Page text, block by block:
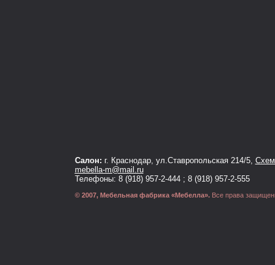
Салон: г. Краснодар, ул.Ставропольская 214/5,
mebella-m@mail.ru
Телефоны: 8 (918) 957-2-444 ; 8 (918) 957-2-555
© 2007, Мебельная фабрика «Мебелла».Все права